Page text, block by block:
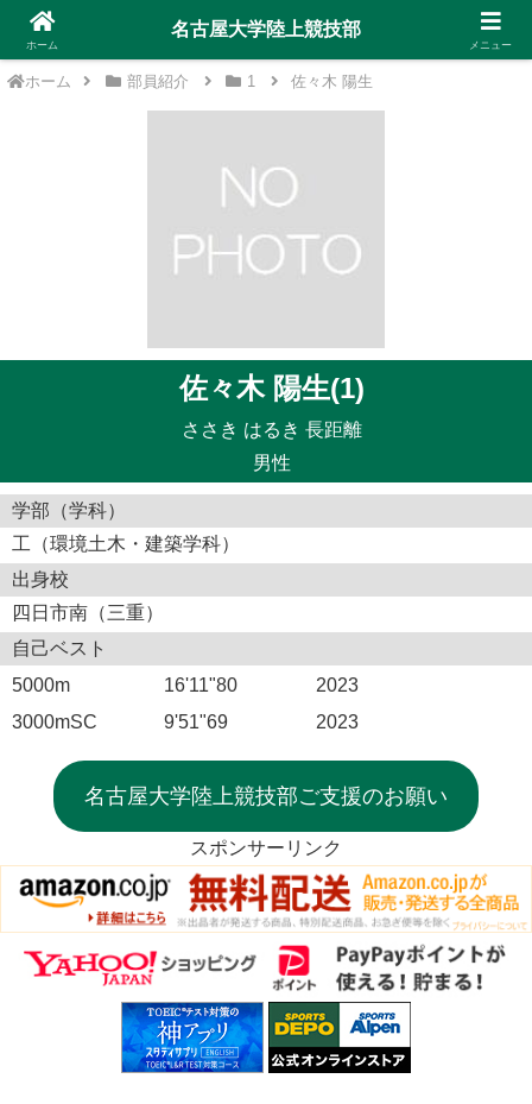
ホーム 部員紹介 1 佐々木 陽生
佐々木 陽生(1)
ささき はるき 長距離
男性
学部（学科）
工（環境土木・建築学科）
出身校
四日市南（三重）
自己ベスト
5000m
16'11"80
2023
3000mSC
9'51"69 2023
名古屋大学陸上競技部ご支援のお願い
スポンサーリンク
ホーム
名古屋大学陸上競技部
メニュー